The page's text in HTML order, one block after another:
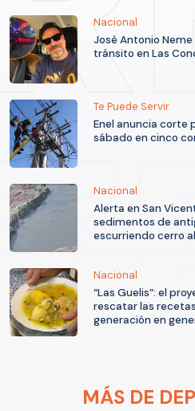
Nacional
José Antonio
tránsito en Las
Te Puede Servir
Enel anuncia corte
sábado en cinco
Nacional
Alerta en San
sedimentos de
escurriendo cerro
Nacional
“Las Guelis”: el
rescatar las
generación en
MÁS DE